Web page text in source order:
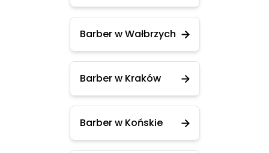
Barber w Wałbrzych
Barber w Kraków
Barber w Końskie